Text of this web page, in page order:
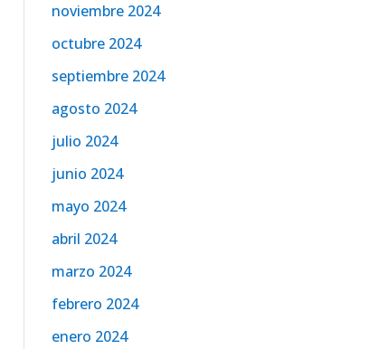
noviembre 2024
octubre 2024
septiembre 2024
agosto 2024
julio 2024
junio 2024
mayo 2024
abril 2024
marzo 2024
febrero 2024
enero 2024